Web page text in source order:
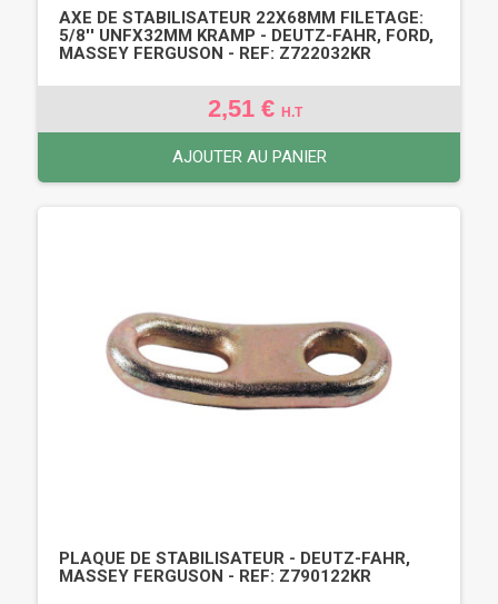
AXE DE STABILISATEUR 22X68MM FILETAGE:
5/8'' UNFX32MM KRAMP - DEUTZ-FAHR, FORD,
MASSEY FERGUSON - REF: Z722032KR
2,51 € H.T
AJOUTER AU PANIER
PLAQUE DE STABILISATEUR - DEUTZ-FAHR,
MASSEY FERGUSON - REF: Z790122KR